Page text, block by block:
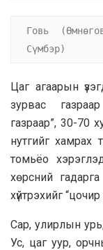
Говь
Сүмбэр)
Цаг агаарын
зурвас
газраар”, 30-70
нутгийг хамрах
томьёо
хөрсний
хүйтрэхийг “цочир
Сар, улирлын
Ус, цаг уур,